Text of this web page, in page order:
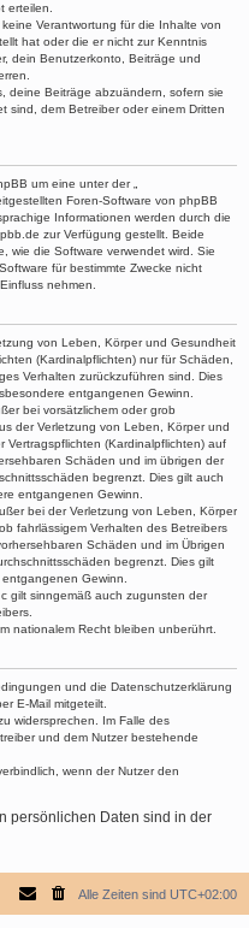
erteilen.
Verantwortung für die Inhalte von
hat oder die er nicht zur Kenntnis
dein Benutzerkonto, Beiträge und
deine Beiträge abzuändern, sofern sie
sind, dem Betreiber oder einem Dritten
um eine unter der „
Foren-Software von phpBB
Informationen werden durch die
zur Verfügung gestellt. Beide
wie die Software verwendet wird. Sie
für bestimmte Zwecke nicht
nehmen.
von Leben, Körper und Gesundheit
(Kardinalpflichten) nur für Schäden,
Verhalten zurückzuführen sind. Dies
entgangenen Gewinn.
bei vorsätzlichem oder grob
der Verletzung von Leben, Körper und
Vertragspflichten (Kardinalpflichten) auf
Schäden und im übrigen der
begrenzt. Dies gilt auch
entgangenen Gewinn.
bei der Verletzung von Leben, Körper
fahrlässigem Verhalten des Betreibers
Schäden und im Übrigen
begrenzt. Dies gilt
Gewinn.
gilt sinngemäß auch zugunsten der
nationalem Recht bleiben unberührt.
und die Datenschutzerklärung
E-Mail mitgeteilt.
widersprechen. Im Falle des
und dem Nutzer bestehende
wenn der Nutzer den
persönlichen Daten sind in der
Alle Zeiten sind UTC+02:00